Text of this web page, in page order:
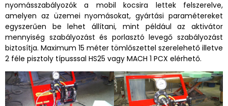
nyomásszabályozók a mobil kocsira lettek felszerelve,
amelyen az üzemei nyomásokat, gyártási paramétereket
egyszerűen be lehet állítani, mint például az aktivátor
mennyiség szabályozást és porlasztó levegő szabályozást
biztosítja. Maximum 15 méter tömlőszettel szerelehető illetve
2 féle pisztoly típusssal HS25 vagy MACH 1 PCX elérhető.